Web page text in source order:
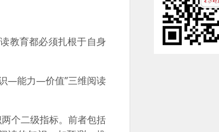
教育都必须扎根于自身
—能力—价值”三维阅读
个二级指标。前者包括